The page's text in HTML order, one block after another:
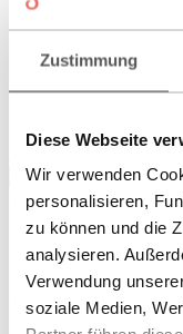
Zustimmung
Diese Webseite
Wir verwenden
personalisieren,
zu können und die
analysieren.
Verwendung
soziale Medien,
Warenkorb
DE
Suchen
Bag
DE
EN
Shop/Mein Konto/
Sie sind
Shop
Sie sind
Designs
Sie sind
About